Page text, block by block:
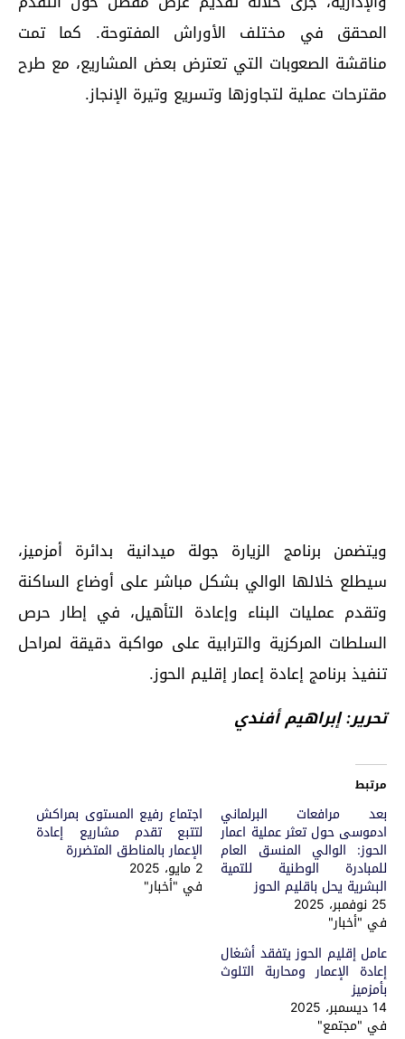
المحقق في مختلف الأوراش المفتوحة. كما تمت
مناقشة الصعوبات التي تعترض بعض المشاريع، مع طرح
مقترحات عملية لتجاوزها وتسريع وتيرة الإنجاز.
ويتضمن برنامج الزيارة جولة ميدانية بدائرة أمزميز،
سيطلع خلالها الوالي بشكل مباشر على أوضاع الساكنة
وتقدم عمليات البناء وإعادة التأهيل، في إطار حرص
السلطات المركزية والترابية على مواكبة دقيقة لمراحل
تنفيذ برنامج إعادة إعمار إقليم الحوز.
تحرير: إبراهيم أفندي
مرتبط
بعد مرافعات البرلماني
ادموسى حول تعثر عملية اعمار
الحوز: الوالي المنسق العام
للمبادرة الوطنية للتمية
البشرية يحل باقليم الحوز
25 نوفمبر، 2025
في "أخبار"
اجتماع رفيع المستوى بمراكش
لتتبع تقدم مشاريع إعادة
الإعمار بالمناطق المتضررة
2 مايو، 2025
في "أخبار"
عامل إقليم الحوز يتفقد أشغال
إعادة الإعمار ومحاربة التلوث
بأمزميز
14 ديسمبر، 2025
في "مجتمع"